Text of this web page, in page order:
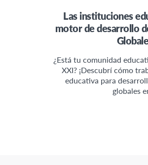
Las instituciones
motor de desarrollo
¿Está tu comunidad
XXI? ¡Descubrí cómo
educativa para
globales